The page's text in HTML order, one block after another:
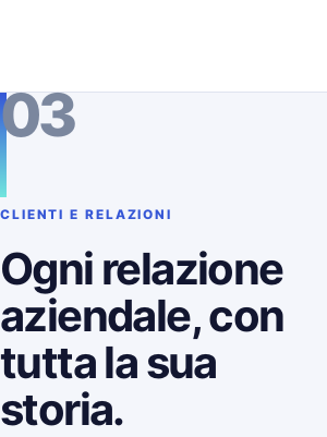
03
CLIENTI E RELAZIONI
Ogni relazione
aziendale, con
tutta la sua
storia.